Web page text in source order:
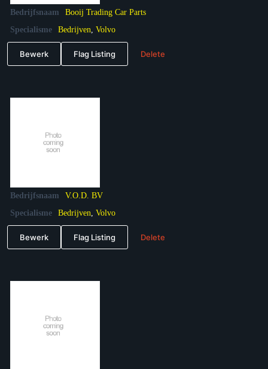
Bedrijfsnaam
Booij Trading Car Parts
Specialisme
Bedrijven Volvo
Bewerk Flag Listing Delete
Bedrijfsnaam
V.O.D. BV
Specialisme
Bedrijven Volvo
Bewerk Flag Listing Delete